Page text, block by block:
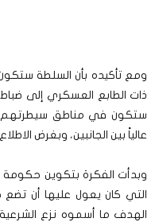
ومع تأكيده بأن السلطة ستكون
ذات الطابع العسكري إلى
ستكون في مناطق سيطرتهم،
عالياً بين الجانبين، وبغرض
وبدأت الفكرة بتكوين
التي كان يعول عليها أن
الهدف ما أسموه نزع